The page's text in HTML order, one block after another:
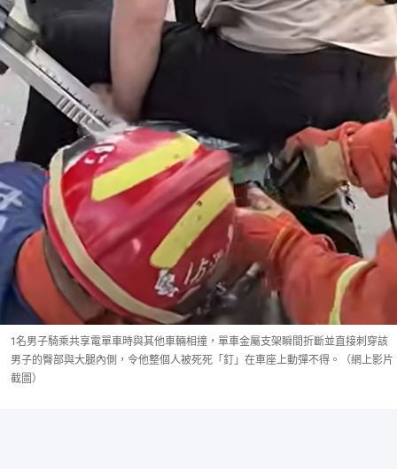
1名男子騎乘共享電單車時與其他車輛相撞，單車金屬支架瞬間折斷並直接刺穿該
男子的臀部與大腿內側，令他整個人被死死「釘」在車座上動彈不得。（網上影片
截圖）